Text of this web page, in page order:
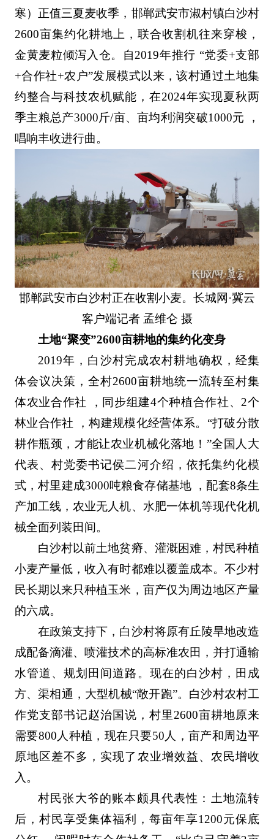
寒）正值三夏麦收季，邯郸武安市淑村镇白沙村
2600亩集约化耕地上，联合收割机往来穿梭，
金黄麦粒倾泻入仓。自2019年推行 “党委+支部
+合作社+农户”发展模式以来，该村通过土地集
约整合与科技农机赋能，在2024年实现夏秋两
季主粮总产3000斤/亩、亩均利润突破1000元 ，
唱响丰收进行曲。
邯郸武安市白沙村正在收割小麦。长城网·冀云
客户端记者 孟维仑 摄
土地“聚变”2600亩耕地的集约化变身
2019年，白沙村完成农村耕地确权，经集
体会议决策，全村2600亩耕地统一流转至村集
体农业合作社 ，同步组建4个种植合作社、2个
林业合作社 ，构建规模化经营体系。“打破分散
耕作瓶颈，才能让农业机械化落地！”全国人大
代表、村党委书记侯二河介绍，依托集约化模
式，村里建成3000吨粮食存储基地 ，配套8条生
产加工线，农业无人机、水肥一体机等现代化机
械全面列装田间。
白沙村以前土地贫瘠、灌溉困难，村民种植
小麦产量低，收入有时都难以覆盖成本。不少村
民长期以来只种植玉米，亩产仅为周边地区产量
的六成。
在政策支持下，白沙村将原有丘陵旱地改造
成配备滴灌、喷灌技术的高标准农田，并打通输
水管道、规划田间道路。现在的白沙村，田成
方、渠相通，大型机械“敞开跑”。白沙村农村工
作党支部书记赵治国说，村里2600亩耕地原来
需要800人种植，现在只要50人，亩产和周边平
原地区差不多，实现了农业增效益、农民增收
入。
村民张大爷的账本颇具代表性：土地流转
后，村民享受集体福利，每亩年享1200元保底